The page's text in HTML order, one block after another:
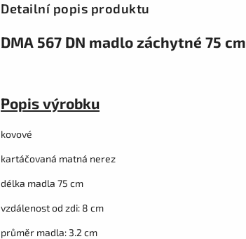
Detailní popis produktu
DMA 567 DN madlo záchytné 75 cm
Popis výrobku
kovové
kartáčovaná matná nerez
délka madla 75 cm
vzdálenost od zdi: 8 cm
průměr madla: 3.2 cm